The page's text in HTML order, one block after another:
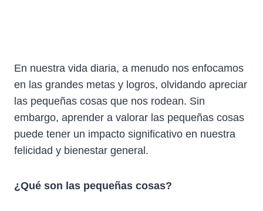
En nuestra vida diaria, a menudo nos enfocamos
en las grandes metas y logros, olvidando apreciar
las pequeñas cosas que nos rodean. Sin
embargo, aprender a valorar las pequeñas cosas
puede tener un impacto significativo en nuestra
felicidad y bienestar general.
¿Qué son las pequeñas cosas?